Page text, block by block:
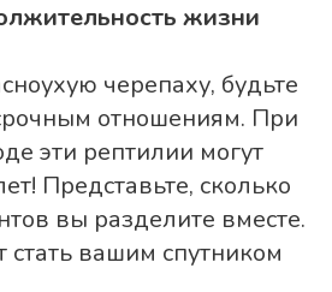
жизни
черепаху, будьте
отношениям. При
эти рептилии могут
Представьте, сколько
вы разделите вместе.
вашим спутником